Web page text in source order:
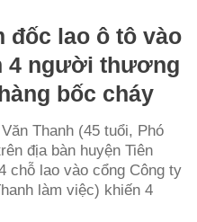
đốc lao ô tô vào
4 người thương
bốc cháy
Thanh (45 tuổi, Phó
địa bàn huyện Tiên
chỗ lao vào cổng Công ty
làm việc) khiến 4